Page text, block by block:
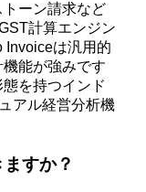
ーン請求など
計算エンジン
Invoiceは汎用的
能が強みです
を持つインド
アル経営分析機
すか？